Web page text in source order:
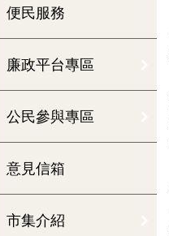
便民服務
廉政平台專區
公民參與專區
意見信箱
市集介紹